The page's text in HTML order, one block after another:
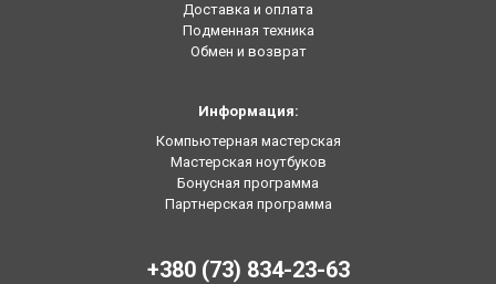
Доставка и оплата
Подменная техника
Обмен и возврат
Информация:
Компьютерная мастерская
Мастерская ноутбуков
Бонусная программа
Партнерская программа
+380 (73) 834-23-63